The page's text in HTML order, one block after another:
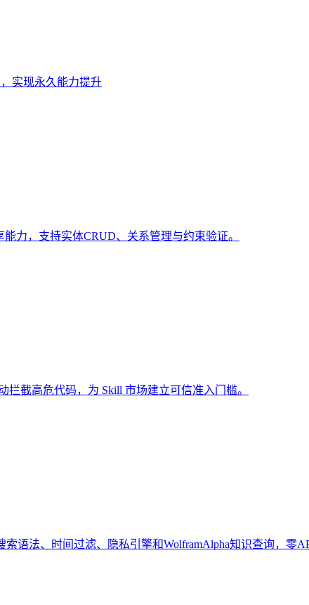
实现永久能力提升
力，支持实体CRUD、关系管理与约束验证。
截高危代码，为 Skill 市场建立可信准入门槛。
语法、时间过滤、隐私引擎和WolframAlpha知识查询，零